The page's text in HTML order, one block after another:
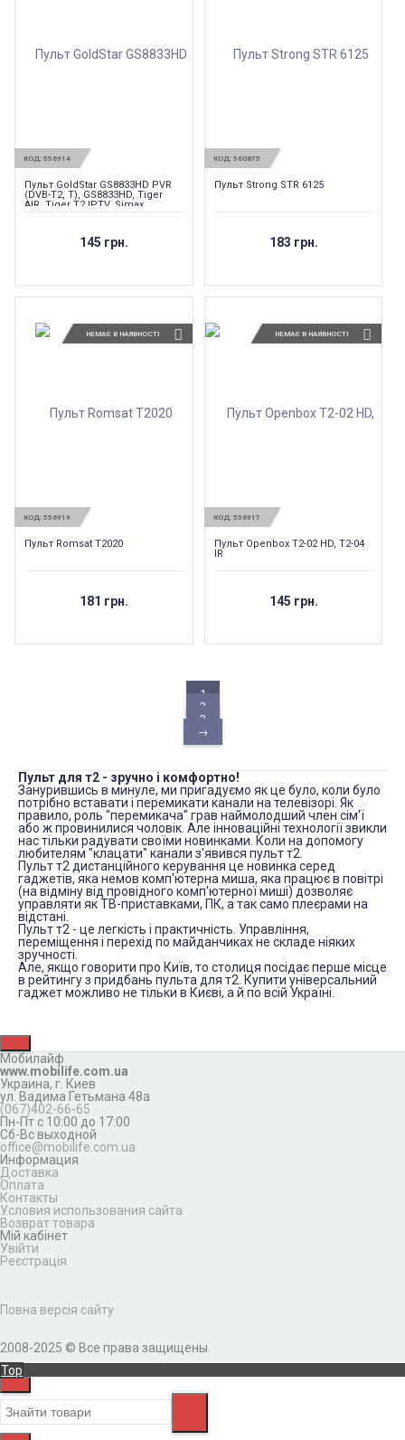
КОД: 556914
Пульт GoldStar GS8833HD PVR
(DVB-T2, T), GS8833HD, Tiger
AIR, Tiger T2 IPTV, Simax
VA2103HD, Roks RKS-T201HD
145 грн.
КОД: 560875
Пульт Strong STR 6125
183 грн.
НЕМАЄ В НАЯВНОСТІ
КОД: 556919
Пульт Romsat T2020
181 грн.
НЕМАЄ В НАЯВНОСТІ
КОД: 556917
Пульт Openbox T2-02 HD, T2-04
IR
145 грн.
1
2
3
→
Пульт для т2 - зручно і комфортно!
Занурившись в минуле, ми пригадуємо як це було, коли було
потрібно вставати і перемикати канали на телевізорі. Як
правило, роль "перемикача" грав наймолодший член сім'ї
або ж провинилися чоловік. Але інноваційні технології звикли
нас тільки радувати своїми новинками. Коли на допомогу
любителям "клацати" канали з'явився пульт т2.
Пульт т2 дистанційного керування це новинка серед
гаджетів, яка немов комп'ютерна миша, яка працює в повітрі
(на відміну від провідного комп'ютерної миші) дозволяє
управляти як ТВ-приставками, ПК, а так само плеєрами на
відстані.
Пульт т2 - це легкість і практичність. Управління,
переміщення і перехід по майданчиках не складе ніяких
зручності.
Але, якщо говорити про Київ, то столиця посідає перше місце
в рейтингу з придбань пульта для т2. Купити універсальний
гаджет можливо не тільки в Києві, а й по всій Україні.
Мобилайф
www.mobilife.com.ua
Украина, г. Киев
ул. Вадима Гетьмана 48а
(067)402-66-65
Пн-Пт с 10:00 до 17:00
Сб-Вс выходной
office@mobilife.com.ua
Информация
Доставка
Оплата
Контакты
Условия использования сайта
Возврат товара
Мій кабінет
Увійти
Реєстрація
Повна версія сайту
2008-2025 © Все права защищены.
Top